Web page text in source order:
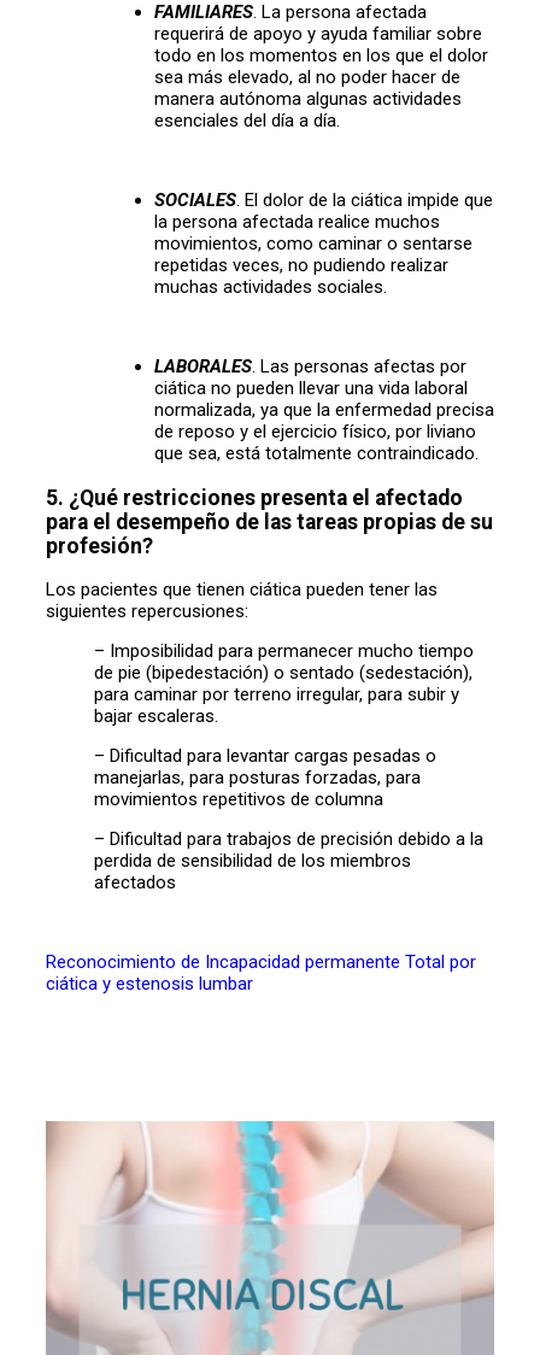
FAMILIARES. La persona afectada
requerirá de apoyo y ayuda familiar sobre
todo en los momentos en los que el dolor
sea más elevado, al no poder hacer de
manera autónoma algunas actividades
esenciales del día a día.
SOCIALES. El dolor de la ciática impide que
la persona afectada realice muchos
movimientos, como caminar o sentarse
repetidas veces, no pudiendo realizar
muchas actividades sociales.
LABORALES. Las personas afectas por
ciática no pueden llevar una vida laboral
normalizada, ya que la enfermedad precisa
de reposo y el ejercicio físico, por liviano
que sea, está totalmente contraindicado.
5. ¿Qué restricciones presenta el afectado
para el desempeño de las tareas propias de su
profesión?
Los pacientes que tienen ciática pueden tener las
siguientes repercusiones:
– Imposibilidad para permanecer mucho tiempo
de pie (bipedestación) o sentado (sedestación),
para caminar por terreno irregular, para subir y
bajar escaleras.
– Dificultad para levantar cargas pesadas o
manejarlas, para posturas forzadas, para
movimientos repetitivos de columna
– Dificultad para trabajos de precisión debido a la
perdida de sensibilidad de los miembros
afectados
Reconocimiento de Incapacidad permanente Total por
ciática y estenosis lumbar